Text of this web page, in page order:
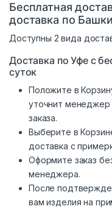
Бесплатная
доставка по
Доступны 2 вида
Доставка по Уфе с
суток
Положите в
уточнит
заказа.
Выберите в
доставка с
Оформите заказ
менеджера.
После
вам изделия на